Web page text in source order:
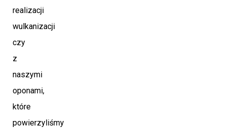
realizacji
wulkanizacji
czy
z
naszymi
oponami,
które
powierzyliśmy